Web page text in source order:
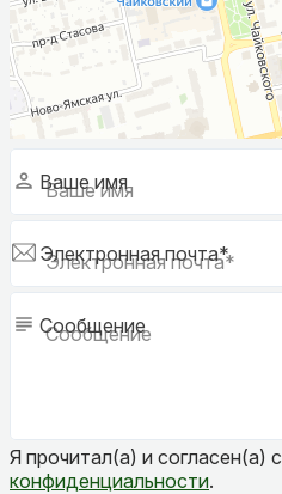
Ваше имя
Электронная почта*
Сообщение
Я прочитал(а) и согласен(а) с
конфиденциальности.